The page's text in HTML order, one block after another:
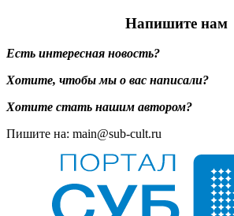
Напишите нам
Есть интересная новость?
Хотите, чтобы мы о вас написали?
Хотите стать нашим автором?
Пишите на: main@sub-cult.ru